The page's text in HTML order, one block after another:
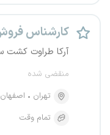
کارشناس
آرکا طراوت کشت
منقضی شده
تهران
اصفهان
تمام وقت